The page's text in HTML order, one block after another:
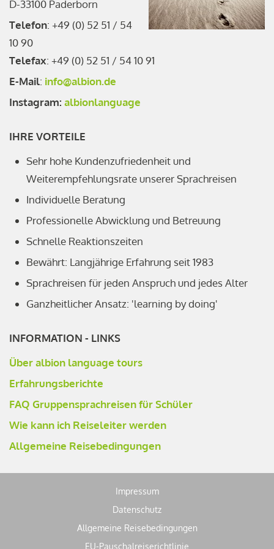
D-33100 Paderborn
Telefon: +49 (0) 52 51 / 54
10 90
Telefax: +49 (0) 52 51 / 54 10 91
E-Mail: info@albion.de
Instagram: albionlanguage
IHRE VORTEILE
Sehr hohe Kundenzufriedenheit und
Weiterempfehlungsrate unserer Sprachreisen
Individuelle Beratung
Professionelle Abwicklung und Betreuung
Schnelle Reaktionszeiten
Bewährt: Langjährige Erfahrung seit 1983
Sprachreisen für jeden Anspruch und jedes Alter
Ganzheitlicher Ansatz: 'learning by doing'
INFORMATION - LINKS
Über albion language tours
Erfahrungsberichte
FAQ Gruppensprachreisen für Schüler
Wie kann ich Reiseleiter werden
Allgemeine Reisebedingungen
Impressum
Datenschutz
Allgemeine Reisebedingungen
EU-Pauschalreiserichtlinie